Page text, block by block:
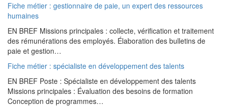
Fiche métier : gestionnaire de paie, un expert des ressources
humaines
EN BREF Missions principales : collecte, vérification et traitement
des rémunérations des employés. Élaboration des bulletins de
paie et gestion…
Fiche métier : spécialiste en développement des talents
EN BREF Poste : Spécialiste en développement des talents
Missions principales : Évaluation des besoins de formation
Conception de programmes…